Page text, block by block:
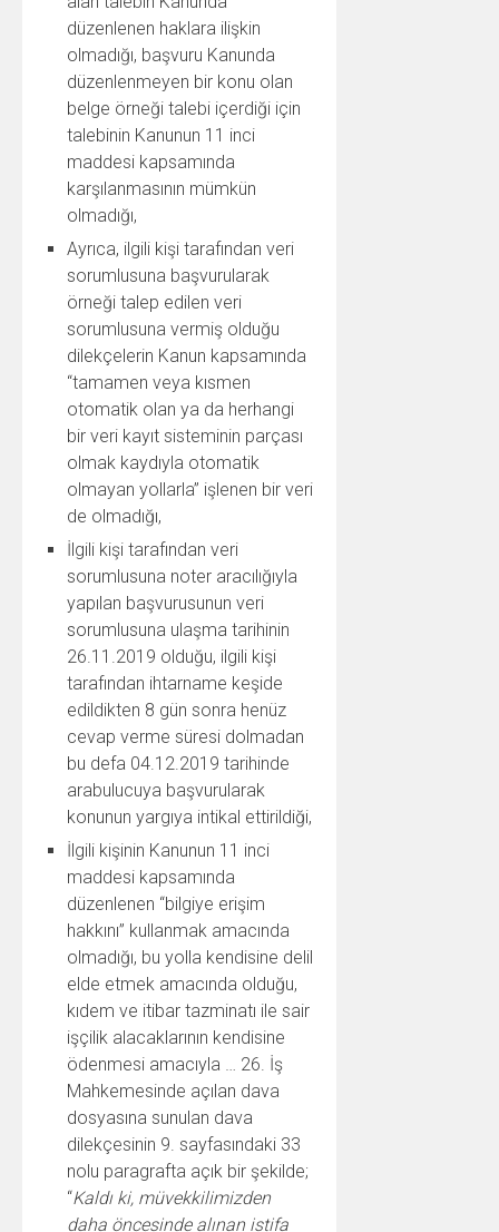
düzenlenen haklara ilişkin
olmadığı, başvuru Kanunda
düzenlenmeyen bir konu olan
belge örneği talebi içerdiği için
talebinin Kanunun 11 inci
maddesi kapsamında
karşılanmasının mümkün
olmadığı,
Ayrıca, ilgili kişi tarafından veri
sorumlusuna başvurularak
örneği talep edilen veri
sorumlusuna vermiş olduğu
dilekçelerin Kanun kapsamında
“tamamen veya kısmen
otomatik olan ya da herhangi
bir veri kayıt sisteminin parçası
olmak kaydıyla otomatik
olmayan yollarla” işlenen bir veri
de olmadığı,
İlgili kişi tarafından veri
sorumlusuna noter aracılığıyla
yapılan başvurusunun veri
sorumlusuna ulaşma tarihinin
26.11.2019 olduğu, ilgili kişi
tarafından ihtarname keşide
edildikten 8 gün sonra henüz
cevap verme süresi dolmadan
bu defa 04.12.2019 tarihinde
arabulucuya başvurularak
konunun yargıya intikal ettirildiği,
İlgili kişinin Kanunun 11 inci
maddesi kapsamında
düzenlenen “bilgiye erişim
hakkını” kullanmak amacında
olmadığı, bu yolla kendisine delil
elde etmek amacında olduğu,
kıdem ve itibar tazminatı ile sair
işçilik alacaklarının kendisine
ödenmesi amacıyla … 26. İş
Mahkemesinde açılan dava
dosyasına sunulan dava
dilekçesinin 9. sayfasındaki 33
nolu paragrafta açık bir şekilde;
“Kaldı ki, müvekkilimizden
daha öncesinde alınan istifa